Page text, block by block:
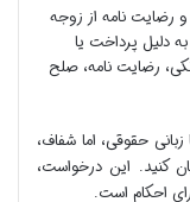
رضایت نامه از زوجه
دلیل پرداخت یا
رضایت نامه، صلح
حقوقی، اما شفاف،
کنید. این درخواست،
احکام است.